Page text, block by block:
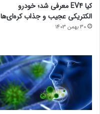
کیا EV4 معرفی شد؛ خودرو
الکتریکی عجیب و جذاب کره‌ای‌ها
30 بهمن 1403